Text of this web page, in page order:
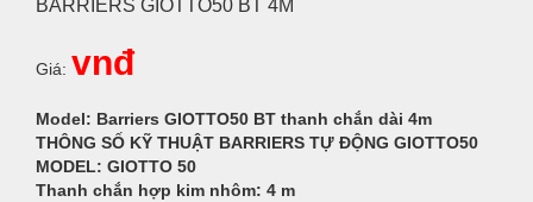
BARRIERS GIOTTO50 BT 4M
Giá: vnđ
Model: Barriers GIOTTO50 BT thanh chắn dài 4m
THÔNG SỐ KỸ THUẬT BARRIERS TỰ ĐỘNG GIOTTO50
MODEL: GIOTTO 50
Thanh chắn hợp kim nhôm: 4 m